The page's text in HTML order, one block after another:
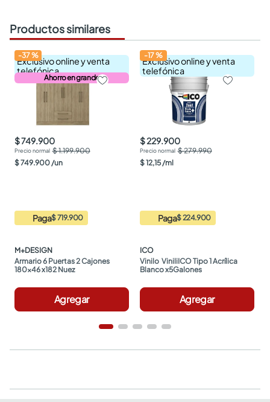
Productos similares
Exclusivo online y venta
telefónica
Ahorro en grande
-37%
$ 749.900
$ 1.199.900
$749.900 /un
Paga$ 719.900
M+DESIGN
Armario 6 Puertas 2 Cajones
180x46 x182 Nuez
Agregar
Exclusivo online y venta
telefónica
-17%
$ 229.900
$ 279.990
$12,15 /ml
Paga$ 224.900
ICO
Vinilo  ViniliICO Tipo 1 Acrílica
Blanco x5Galones
Agregar